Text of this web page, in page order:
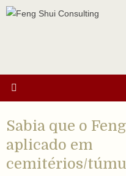
Sabia que o
aplicado em
cemitérios/